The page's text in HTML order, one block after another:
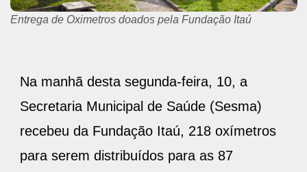
Entrega de Oximetros doados pela Fundação Itaú
Na manhã desta segunda-feira, 10, a
Secretaria Municipal de Saúde (Sesma)
recebeu da Fundação Itaú, 218 oxímetros
para serem distribuídos para as 87